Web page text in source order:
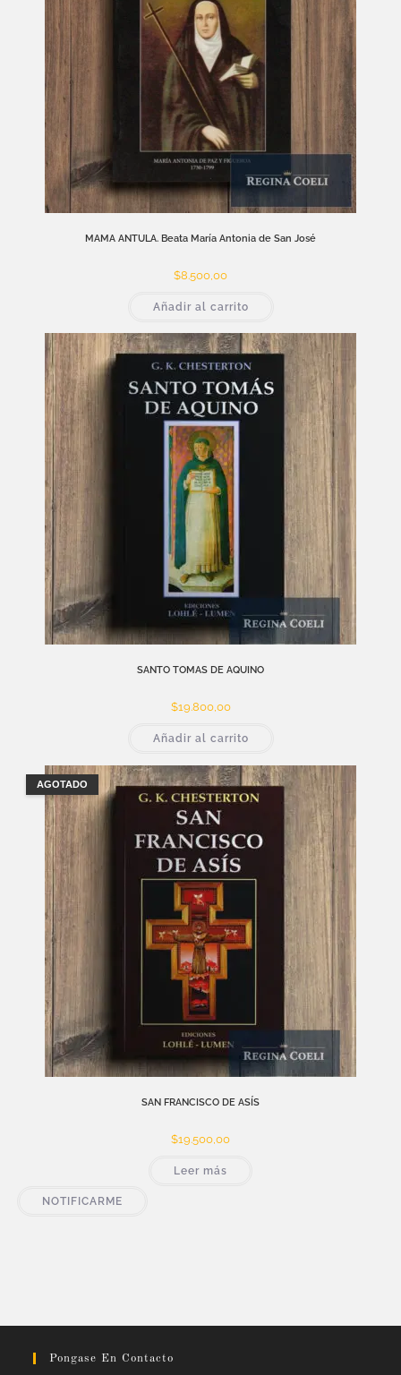
MAMA ANTULA. Beata María Antonia de San José
$8.500,00
Añadir al carrito
SANTO TOMAS DE AQUINO
$19.800,00
Añadir al carrito
AGOTADO
SAN FRANCISCO DE ASÍS
$19.500,00
Leer más
NOTIFICARME
Pongase En Contacto